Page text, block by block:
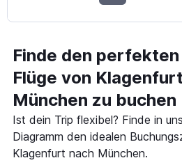
Finde den
Flüge von
München zu buchen
Ist dein Trip flexibel? Finde in
Diagramm den idealen
Klagenfurt nach München.